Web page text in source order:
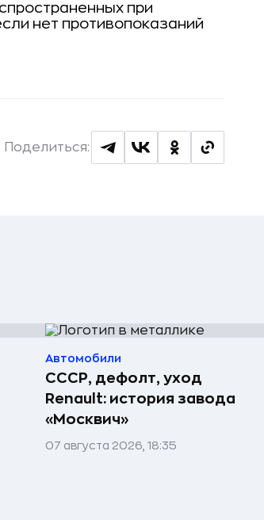
при
нет противопоказаний
Поделиться:
Автомобили
СССР, дефолт, уход
Renault: история завода
«Москвич»
07 августа 2026, 18:35